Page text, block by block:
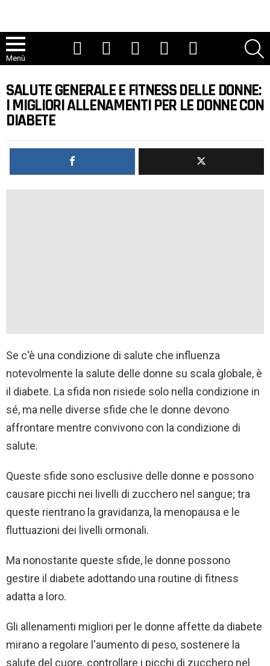
Menù
SALUTE GENERALE E FITNESS DELLE DONNE:
I MIGLIORI ALLENAMENTI PER LE DONNE CON
DIABETE
Se c'è una condizione di salute che influenza
notevolmente la salute delle donne su scala globale, è
il diabete. La sfida non risiede solo nella condizione in
sé, ma nelle diverse sfide che le donne devono
affrontare mentre convivono con la condizione di
salute.
Queste sfide sono esclusive delle donne e possono
causare picchi nei livelli di zucchero nel sangue; tra
queste rientrano la gravidanza, la menopausa e le
fluttuazioni dei livelli ormonali.
Ma nonostante queste sfide, le donne possono
gestire il diabete adottando una routine di fitness
adatta a loro.
Gli allenamenti migliori per le donne affette da diabete
mirano a regolare l'aumento di peso, sostenere la
salute del cuore, controllare i picchi di zucchero nel